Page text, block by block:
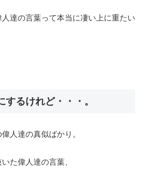
達の言葉って本当に凄い上に重たい
するけれど・・・。
人達の真似ばかり。
た偉人達の言葉、